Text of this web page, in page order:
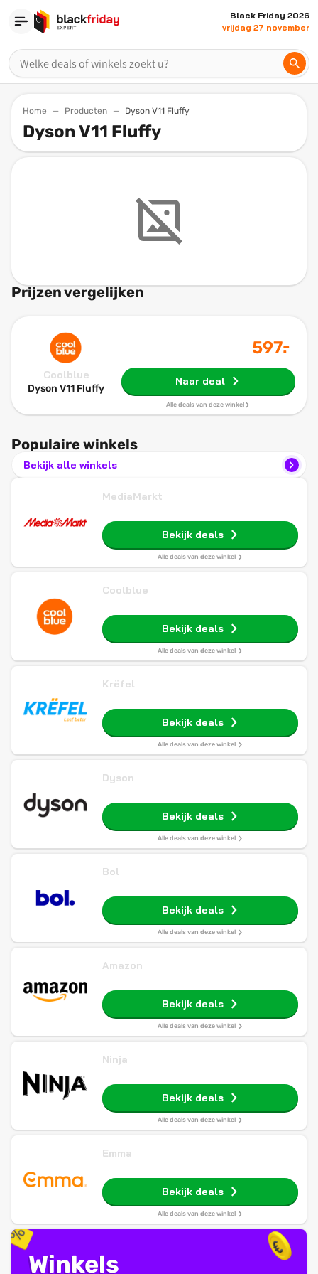
Black Friday 2026
vrijdag 27 november
Home Producten Dyson V11 Fluffy
Dyson V11 Fluffy
Prijzen vergelijken
Coolblue
Dyson V11 Fluffy
597.
-
Naar deal
Alle deals van deze winkel
Populaire winkels
Bekijk alle winkels
MediaMarkt
Bekijk deals
Alle deals van deze winkel
Coolblue
Bekijk deals
Alle deals van deze winkel
Krëfel
Bekijk deals
Alle deals van deze winkel
Dyson
Bekijk deals
Alle deals van deze winkel
Bol
Bekijk deals
Alle deals van deze winkel
Amazon
Bekijk deals
Alle deals van deze winkel
Ninja
Bekijk deals
Alle deals van deze winkel
Emma
Bekijk deals
Alle deals van deze winkel
Winkels